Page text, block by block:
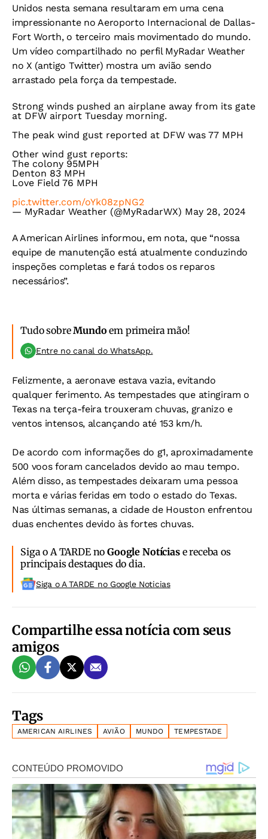
Unidos nesta semana resultaram em uma cena
impressionante no Aeroporto Internacional de Dallas-
Fort Worth, o terceiro mais movimentado do mundo.
Um vídeo compartilhado no perfil MyRadar Weather
no X (antigo Twitter) mostra um avião sendo
arrastado pela força da tempestade.
Strong winds pushed an airplane away from its gate
at DFW airport Tuesday morning.
The peak wind gust reported at DFW was 77 MPH
Other wind gust reports:
The colony 95MPH
Denton 83 MPH
Love Field 76 MPH
pic.twitter.com/oYk08zpNG2
— MyRadar Weather (@MyRadarWX) May 28, 2024
A American Airlines informou, em nota, que “nossa
equipe de manutenção está atualmente conduzindo
inspeções completas e fará todos os reparos
necessários”.
Tudo sobreMundo em primeira mão!
Entre no canal do WhatsApp.
Felizmente, a aeronave estava vazia, evitando
qualquer ferimento. As tempestades que atingiram o
Texas na terça-feira trouxeram chuvas, granizo e
ventos intensos, alcançando até 153 km/h.
De acordo com informações do g1, aproximadamente
500 voos foram cancelados devido ao mau tempo.
Além disso, as tempestades deixaram uma pessoa
morta e várias feridas em todo o estado do Texas.
Nas últimas semanas, a cidade de Houston enfrentou
duas enchentes devido às fortes chuvas.
Siga o A TARDE noGoogle Notíciase receba os
principais destaques do dia.
Siga o A TARDE no Google Noticias
Compartilhe essa notícia com seus
amigos
Tags
AMERICAN AIRLINES AVIÃO MUNDO TEMPESTADE